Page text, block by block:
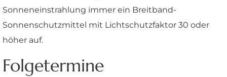
Sonneneinstrahlung immer ein Breitband-
Sonnenschutzmittel mit Lichtschutzfaktor 30 oder
höher auf.
Folgetermine